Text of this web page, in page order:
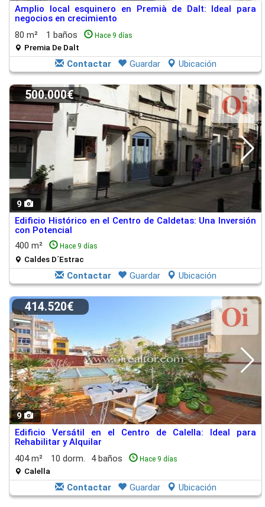
Amplio local esquinero en Premià de Dalt: Ideal para
negocios en crecimiento
80 m²
1 baños Hace 9 días
Premia De Dalt
Contactar Guardar Ubicación
9
500.000€
Edificio Histórico en el Centro de Caldetas: Una Inversión
con Potencial
400 m²
Hace 9 días
Caldes D´Estrac
Contactar Guardar Ubicación
9
414.520€
Edificio Versátil en el Centro de Calella: Ideal para
Rehabilitar y Alquilar
404 m²
10 dorm. 4 baños Hace 9 días
Calella
Contactar Guardar Ubicación